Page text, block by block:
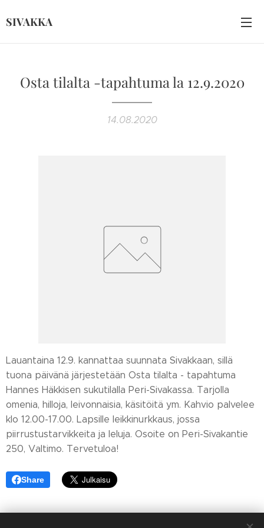
SIVAKKA
Osta tilalta -tapahtuma la 12.9.2020
14.08.2020
Lauantaina 12.9. kannattaa suunnata Sivakkaan, sillä
tuona päivänä järjestetään Osta tilalta - tapahtuma
Hannes Häkkisen sukutilalla Peri-Sivakassa. Tarjolla
omenia, hilloja, leivonnaisia, käsitöitä ym. Kahvio palvelee
klo 12.00-17.00. Lapsille leikkinurkkaus, jossa
piirrustustarvikkeita ja leluja. Osoite on Peri-Sivakantie
250, Valtimo. Tervetuloa!
Share